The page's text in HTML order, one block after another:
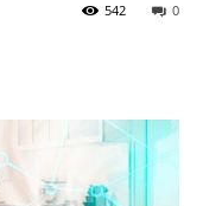
0
542